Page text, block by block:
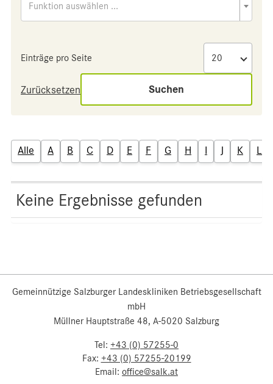
Funktion auswählen ...
Einträge pro Seite
Zurücksetzen Suchen
Alle A B C D E F G H I J K L
Keine Ergebnisse gefunden
Gemeinnützige Salzburger Landeskliniken Betriebsgesellschaft
mbH
Müllner Hauptstraße 48, A-5020 Salzburg
Tel: +43 (0) 57255-0
Fax: +43 (0) 57255-20199
Email: office@salk.at